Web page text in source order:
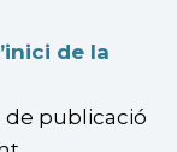
de la
de publicació